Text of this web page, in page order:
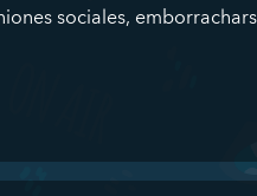
sociales,